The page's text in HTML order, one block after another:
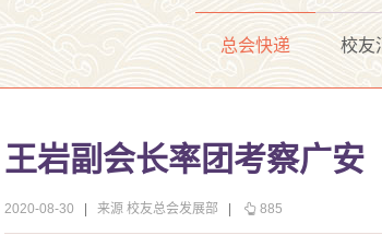
总会快递 校友
王岩副会长率团考察广安
2020-08-30 来源 校友总会发展部 885